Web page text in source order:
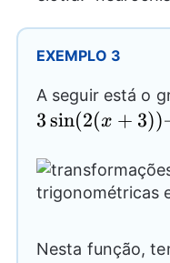
EXEMPLO 3
A seguir está o
3sin(2(x + 3))
Nesta função,